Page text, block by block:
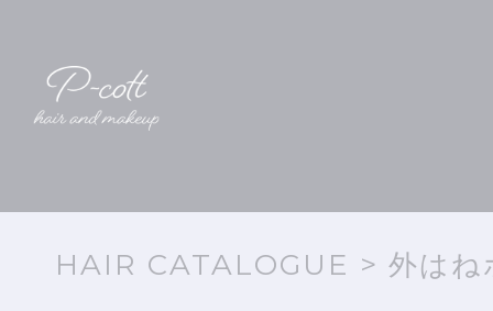
HAIR CATALOGUE > 外はね